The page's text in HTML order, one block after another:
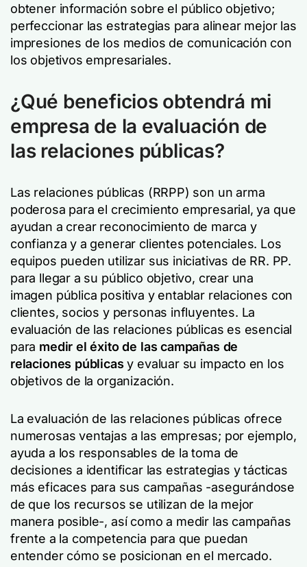
obtener información sobre el público objetivo;
perfeccionar las estrategias para alinear mejor las
impresiones de los medios de comunicación con
los objetivos empresariales.
¿Qué beneficios obtendrá mi
empresa de la evaluación de
las relaciones públicas?
Las relaciones públicas (RRPP) son un arma
poderosa para el crecimiento empresarial, ya que
ayudan a crear reconocimiento de marca y
confianza y a generar clientes potenciales. Los
equipos pueden utilizar sus iniciativas de RR. PP.
para llegar a su público objetivo, crear una
imagen pública positiva y entablar relaciones con
clientes, socios y personas influyentes. La
evaluación de las relaciones públicas es esencial
para medir el éxito de las campañas de
relaciones públicas y evaluar su impacto en los
objetivos de la organización.
La evaluación de las relaciones públicas ofrece
numerosas ventajas a las empresas; por ejemplo,
ayuda a los responsables de la toma de
decisiones a identificar las estrategias y tácticas
más eficaces para sus campañas -asegurándose
de que los recursos se utilizan de la mejor
manera posible-, así como a medir las campañas
frente a la competencia para que puedan
entender cómo se posicionan en el mercado.